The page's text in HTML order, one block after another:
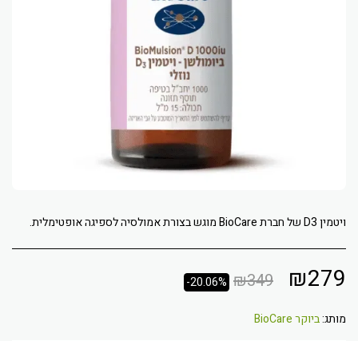
ויטמין D3 של חברת BioCare מוגש בצורת אמולסיה לספיגה אופטימלית.
₪279
₪349
-20.06%
מותג:ביוקר BioCare